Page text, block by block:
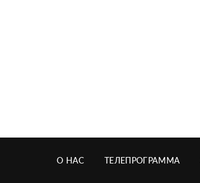
О НАС ТЕЛЕПРОГРАММА